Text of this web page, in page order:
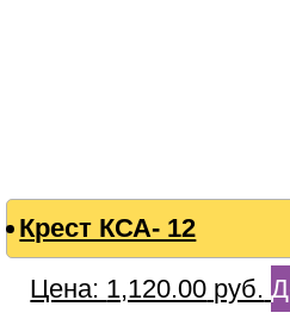
Крест КСА- 12
Цена: 1,120.00 руб.